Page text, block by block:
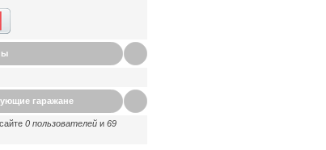
гаражане
0 пользователей и 69